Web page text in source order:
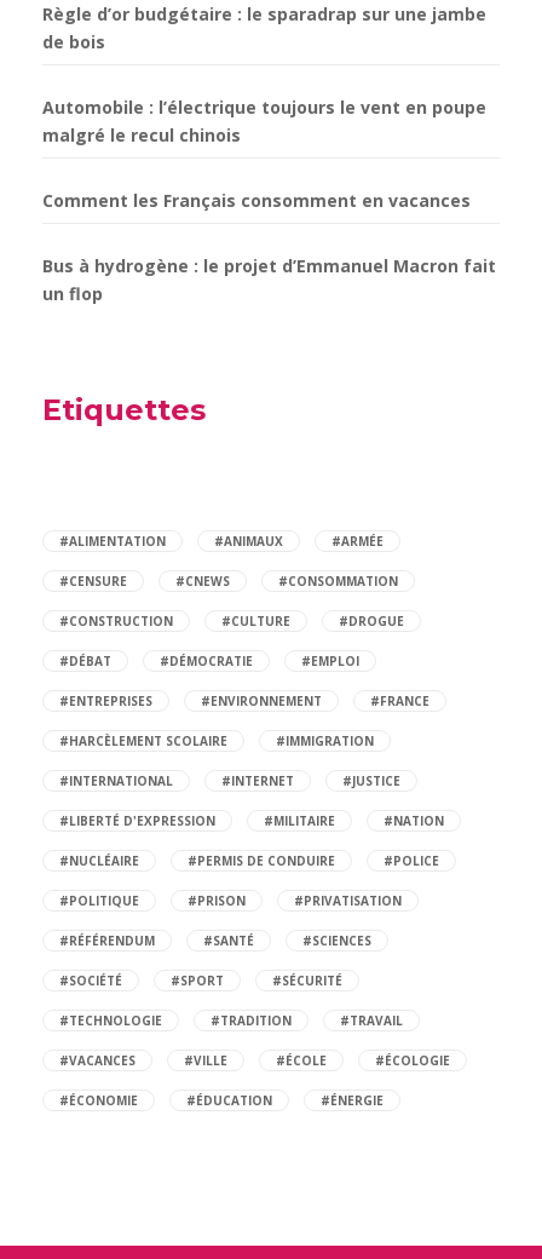
Règle d’or budgétaire : le sparadrap sur une jambe
de bois
Automobile : l’électrique toujours le vent en poupe
malgré le recul chinois
Comment les Français consomment en vacances
Bus à hydrogène : le projet d’Emmanuel Macron fait
un flop
Etiquettes
#ALIMENTATION #ANIMAUX #ARMÉE
#CENSURE #CNEWS #CONSOMMATION
#CONSTRUCTION #CULTURE #DROGUE
#DÉBAT #DÉMOCRATIE #EMPLOI
#ENTREPRISES #ENVIRONNEMENT #FRANCE
#HARCÈLEMENT SCOLAIRE #IMMIGRATION
#INTERNATIONAL #INTERNET #JUSTICE
#LIBERTÉ D'EXPRESSION #MILITAIRE #NATION
#NUCLÉAIRE #PERMIS DE CONDUIRE #POLICE
#POLITIQUE #PRISON #PRIVATISATION
#RÉFÉRENDUM #SANTÉ #SCIENCES
#SOCIÉTÉ #SPORT #SÉCURITÉ
#TECHNOLOGIE #TRADITION #TRAVAIL
#VACANCES #VILLE #ÉCOLE #ÉCOLOGIE
#ÉCONOMIE #ÉDUCATION #ÉNERGIE